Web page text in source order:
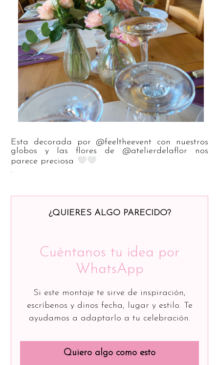
Esta decorada por @feeltheevent con nuestros
globos y las flores de @atelierdelaflor nos
parece preciosa
.
¿QUIERES ALGO PARECIDO?
Cuéntanos tu idea por
WhatsApp
Si este montaje te sirve de inspiración,
escríbenos y dinos fecha, lugar y estilo. Te
ayudamos a adaptarlo a tu celebración.
Quiero algo como esto